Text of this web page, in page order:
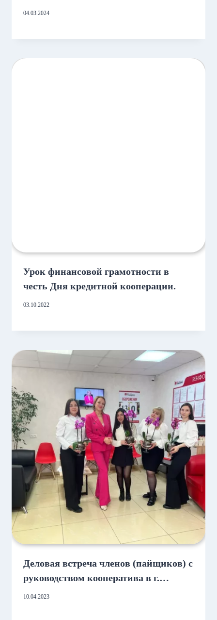
04.03.2024
Урок финансовой грамотности в
честь Дня кредитной кооперации.
03.10.2022
Деловая встреча членов (пайщиков) с
руководством кооператива в г.
Набережные Челны
10.04.2023